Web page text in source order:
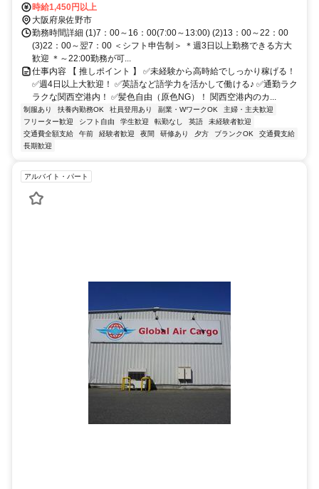
時給1,450円以上
大阪府泉佐野市
勤務時間詳細 (1)7：00～16：00(7:00～13:00) (2)13：00～22：00
(3)22：00～翌7：00 ＜シフト申告制＞ ＊週3日以上勤務できる方大
歓迎 ＊～22:00勤務が可...
仕事内容 【 推しポイント 】 ✅未経験から高時給でしっかり稼げる！
✅週4日以上大歓迎！ ✅英語など語学力を活かして働ける♪ ✅通勤ラク
ラクな関西空港内！ ✅髪色自由（原色NG）！ 関西空港内のカ...
制服あり 扶養内勤務OK 社員登用あり 副業・WワークOK
主婦・主夫歓迎
フリーター歓迎
シフト自由 学生歓迎 転勤なし 英語
未経験者歓迎
交通費全額支給
午前 経験者歓迎 夜間 研修あり 夕方 ブランクOK
交通費支給
長期歓迎
アルバイト・パート